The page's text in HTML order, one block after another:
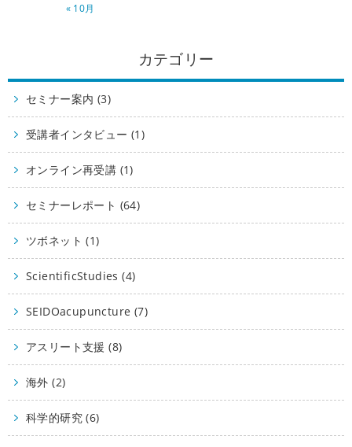
« 10月
カテゴリー
セミナー案内 (3)
受講者インタビュー (1)
オンライン再受講 (1)
セミナーレポート (64)
ツボネット (1)
ScientificStudies (4)
SEIDOacupuncture (7)
アスリート支援 (8)
海外 (2)
科学的研究 (6)